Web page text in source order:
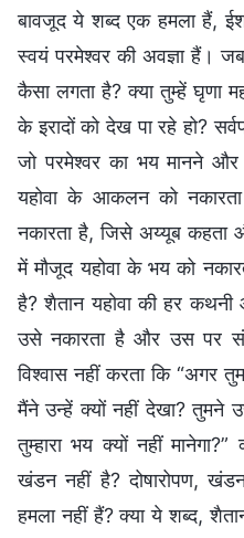
बावजूद ये शब्द एक हमला हैं,
स्वयं परमेश्वर की अवज्ञा हैं।
कैसा लगता है? क्या तुम्हें घृणा
के इरादों को देख पा रहे हो?
जो परमेश्वर का भय मानने और
यहोवा के आकलन को
नकारता है, जिसे अय्यूब कहता
में मौजूद यहोवा के भय को
है? शैतान यहोवा की हर कथनी
उसे नकारता है और उस पर
विश्वास नहीं करता कि “अगर
मैंने उन्हें क्यों नहीं देखा? तुमने
तुम्हारा भय क्यों नहीं
खंडन नहीं है? दोषारोपण,
हमला नहीं हैं? क्या ये शब्द,